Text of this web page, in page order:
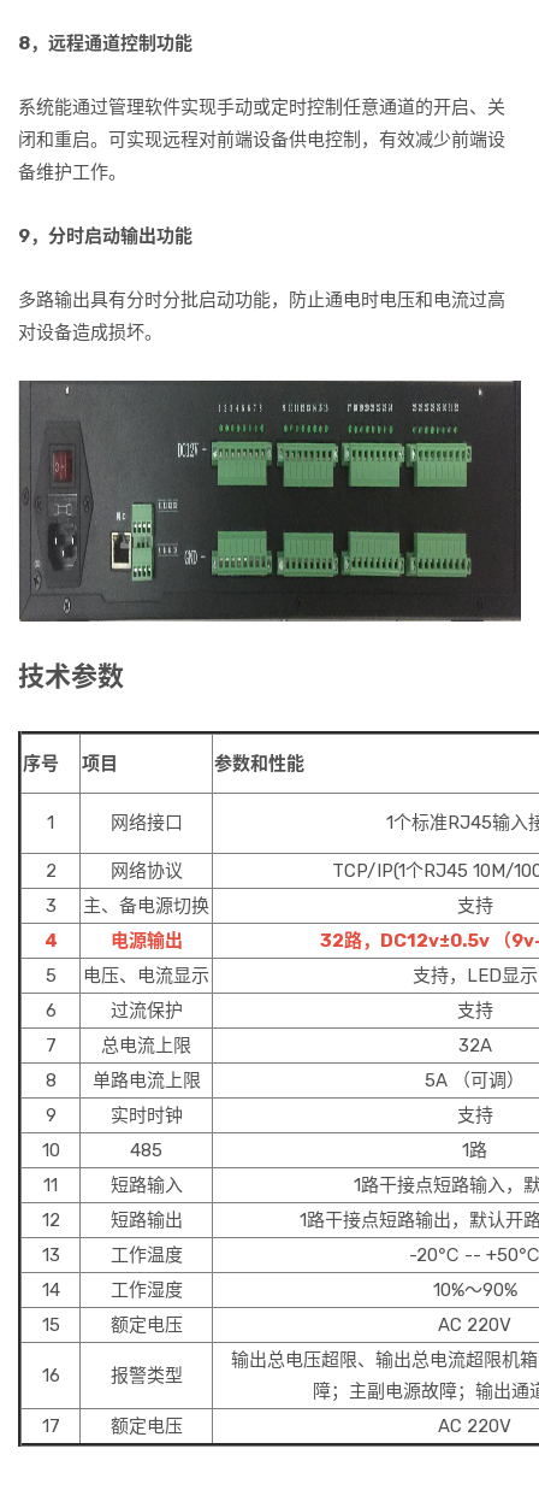
8，远程通道控制功能
系统能通过管理软件实现手动或定时控制任意通道的开启、关
闭和重启。可实现远程对前端设备供电控制，有效减少前端设
备维护工作。
9，分时启动输出功能
多路输出具有分时分批启动功能，防止通电时电压和电流过高
对设备造成损坏。
技术参数
序号 项目 参数和性能
1 网络接口 1个标准RJ45输入
2 网络协议
TCP/IP(1个RJ45 10M/
3
主、备电源切换
支持
4
电源输出
32路，DC12v±0.5v （
5
电压、电流显示
支持，LED显示
6
过流保护
支持
7
总电流上限
32A
8
单路电流上限
5A （可调）
9
实时时钟
支持
10
485
1路
11
短路输入
1路干接点短路输入，
12
短路输出
1路干接点短路输出，默认开
13
工作温度
-20℃ -- +50℃
14
工作湿度
10%～90%
15
额定电压 AC 220V
16 报警类型
输出总电压超限、输出总电流超限机
障；主副电源故障；输出通
17
额定电压 AC 220V